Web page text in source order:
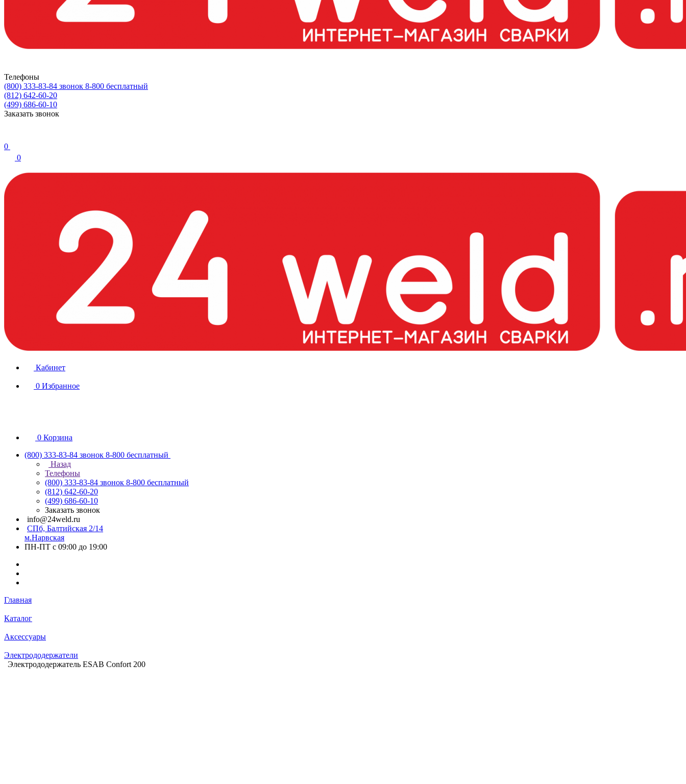
Телефоны
(800) 333-83-84 звонок 8-800 бесплатный
(812) 642-60-20
(499) 686-60-10
Заказать звонок
0
0
Кабинет
0 Избранное
0 Корзина
(800) 333-83-84 звонок 8-800 бесплатный
Назад
Телефоны
(800) 333-83-84 звонок 8-800 бесплатный
(812) 642-60-20
(499) 686-60-10
Заказать звонок
info@24weld.ru
СПб, Балтийская 2/14
м.Нарвская
ПН-ПТ с 09:00 до 19:00
Главная
Каталог
Аксессуары
Электрододержатели
Электрододержатель ESAB Confort 200